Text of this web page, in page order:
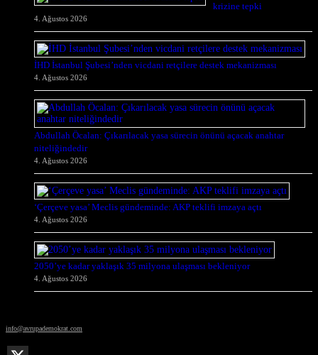
krizine tepki
4. Ağustos 2026
İHD İstanbul Şubesi’nden vicdani retçilere destek mekanizması
4. Ağustos 2026
Abdullah Öcalan: Çıkarılacak yasa sürecin önünü açacak anahtar
niteliğindedir
4. Ağustos 2026
‘Çerçeve yasa’ Meclis gündeminde: AKP teklifi imzaya açtı
4. Ağustos 2026
2050’ye kadar yaklaşık 35 milyona ulaşması bekleniyor
4. Ağustos 2026
info@avrupademokrat.com